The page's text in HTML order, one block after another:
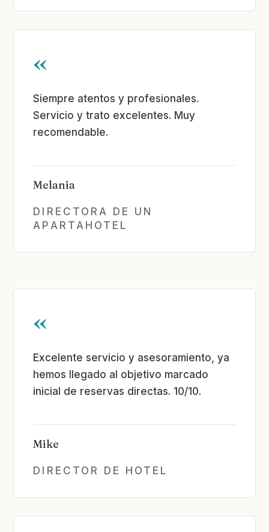
«
Siempre atentos y profesionales.
Servicio y trato excelentes. Muy
recomendable.
Melania
DIRECTORA DE UN
APARTAHOTEL
«
Excelente servicio y asesoramiento, ya
hemos llegado al objetivo marcado
inicial de reservas directas. 10/10.
Mike
DIRECTOR DE HOTEL